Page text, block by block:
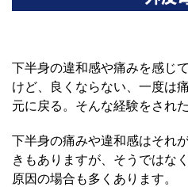
下半身の違和感や痛みを感じ
けど、良くならない、一度は
元に戻る。そんな経験をされ
下半身の痛みや違和感はそれ
きもありますが、そうではな
原因の場合も多くあります。